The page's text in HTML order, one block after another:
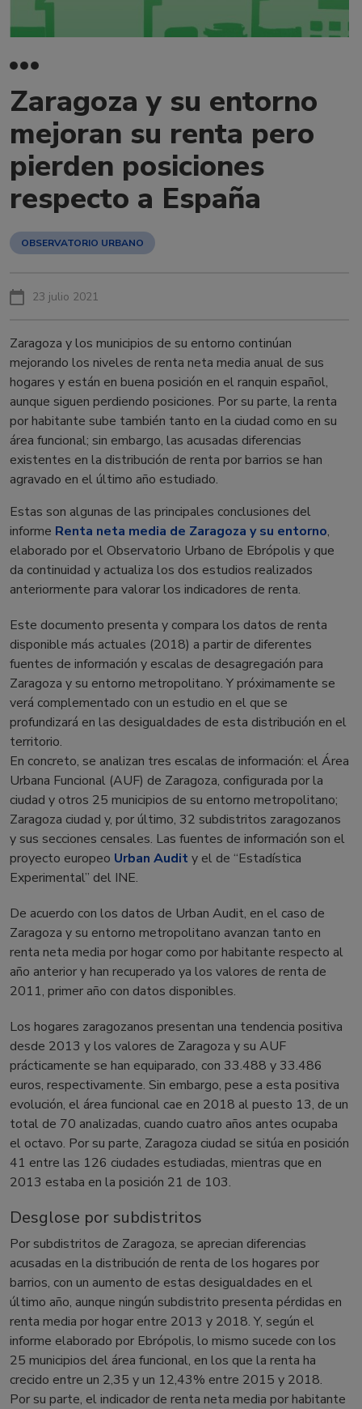
Zaragoza y su entorno
mejoran su renta pero
pierden posiciones
respecto a España
OBSERVATORIO URBANO
23 julio 2021
Zaragoza y los municipios de su entorno continúan
mejorando los niveles de renta neta media anual de sus
hogares y están en buena posición en el ranquin español,
aunque siguen perdiendo posiciones. Por su parte, la renta
por habitante sube también tanto en la ciudad como en su
área funcional; sin embargo, las acusadas diferencias
existentes en la distribución de renta por barrios se han
agravado en el último año estudiado.
Estas son algunas de las principales conclusiones del
informe Renta neta media de Zaragoza y su entorno,
elaborado por el Observatorio Urbano de Ebrópolis y que
da continuidad y actualiza los dos estudios realizados
anteriormente para valorar los indicadores de renta.
Este documento presenta y compara los datos de renta
disponible más actuales (2018) a partir de diferentes
fuentes de información y escalas de desagregación para
Zaragoza y su entorno metropolitano. Y próximamente se
verá complementado con un estudio en el que se
profundizará en las desigualdades de esta distribución en el
territorio.
En concreto, se analizan tres escalas de información: el Área
Urbana Funcional (AUF) de Zaragoza, configurada por la
ciudad y otros 25 municipios de su entorno metropolitano;
Zaragoza ciudad y, por último, 32 subdistritos zaragozanos
y sus secciones censales. Las fuentes de información son el
proyecto europeo Urban Audit y el de “Estadística
Experimental” del INE.
De acuerdo con los datos de Urban Audit, en el caso de
Zaragoza y su entorno metropolitano avanzan tanto en
renta neta media por hogar como por habitante respecto al
año anterior y han recuperado ya los valores de renta de
2011, primer año con datos disponibles.
Los hogares zaragozanos presentan una tendencia positiva
desde 2013 y los valores de Zaragoza y su AUF
prácticamente se han equiparado, con 33.488 y 33.486
euros, respectivamente. Sin embargo, pese a esta positiva
evolución, el área funcional cae en 2018 al puesto 13, de un
total de 70 analizadas, cuando cuatro años antes ocupaba
el octavo. Por su parte, Zaragoza ciudad se sitúa en posición
41 entre las 126 ciudades estudiadas, mientras que en
2013 estaba en la posición 21 de 103.
Desglose por subdistritos
Por subdistritos de Zaragoza, se aprecian diferencias
acusadas en la distribución de renta de los hogares por
barrios, con un aumento de estas desigualdades en el
último año, aunque ningún subdistrito presenta pérdidas en
renta media por hogar entre 2013 y 2018. Y, según el
informe elaborado por Ebrópolis, lo mismo sucede con los
25 municipios del área funcional, en los que la renta ha
crecido entre un 2,35 y un 12,43% entre 2015 y 2018.
Por su parte, el indicador de renta neta media por habitante